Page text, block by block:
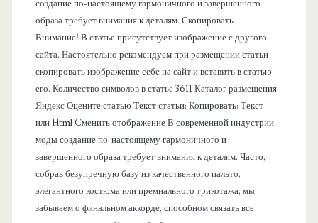
создание по-настоящему гармоничного и завершенного
образа требует внимания к деталям. Скопировать
Внимание! В статье присутствует изображение с другого
сайта. Настоятельно рекомендуем при размещении статьи
скопировать изображение себе на сайт и вставить в статью
его. Количество символов в статье 3611 Каталог размещения
Яндекс Оцените статью Текст статьи: Копировать: Текст
или Html Cменить отображение В современной индустрии
моды создание по-настоящему гармоничного и
завершенного образа требует внимания к деталям. Часто,
собрав безупречную базу из качественного пальто,
элегантного костюма или премиального трикотажа, мы
забываем о финальном аккорде, способном связать все